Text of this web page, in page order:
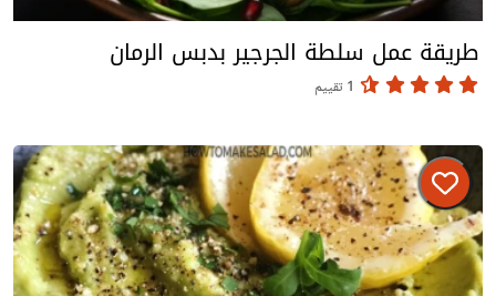
طريقة عمل سلطة الجرجير بدبس الرمان
1 تقييم